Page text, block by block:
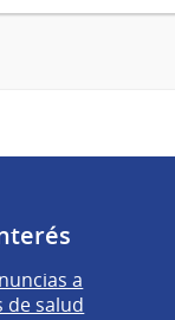
a
de salud